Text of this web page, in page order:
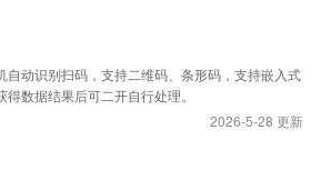
自动识别扫码，支持二维码、条形码，支持嵌入式
数据结果后可二开自行处理。
2026-5-28 更新